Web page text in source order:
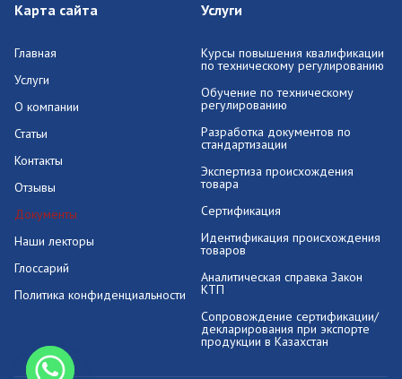
Карта сайта
Главная
Услуги
О компании
Статьи
Контакты
Отзывы
Документы
Наши лекторы
Глоссарий
Политика конфиденциальности
Услуги
Курсы повышения квалификации
по техническому регулированию
Обучение по техническому
регулированию
Разработка документов по
стандартизации
Экспертиза происхождения
товара
Сертификация
Идентификация происхождения
товаров
Аналитическая справка Закон
КТП
Сопровождение сертификации/
декларирования при экспорте
продукции в Казахстан